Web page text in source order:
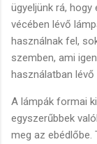
ügyeljünk rá,
vécében lévő
használnak fel,
szemben, ami
használatban lévő
A lámpák formai
egyszerűbbek
meg az ebédlőbe.